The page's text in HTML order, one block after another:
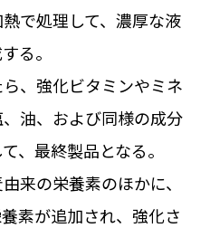
で処理して、濃厚な液
る。
、強化ビタミンやミネ
油、および同様の成分
、最終製品となる。
来の栄養素のほかに、
素が追加され、強化さ